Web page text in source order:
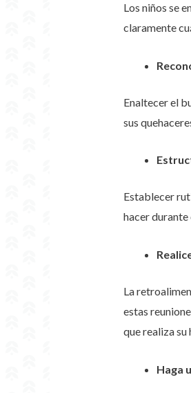
Los niños se
claramente
Enaltecer el
sus
Establecer
hacer
La
estas
que realiza su
Haga